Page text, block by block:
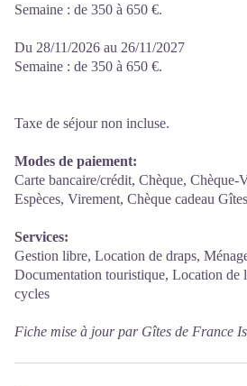
Semaine : de 350 à 650 €.
Du 28/11/2026 au 26/11/2027
Semaine : de 350 à 650 €.
Taxe de séjour non incluse.
Modes de paiement:
Carte bancaire/crédit, Chèque, Chèque-
Espèces, Virement, Chèque cadeau
Services:
Gestion libre, Location de draps,
Documentation touristique, Location de
cycles
Fiche mise à jour par Gîtes de France